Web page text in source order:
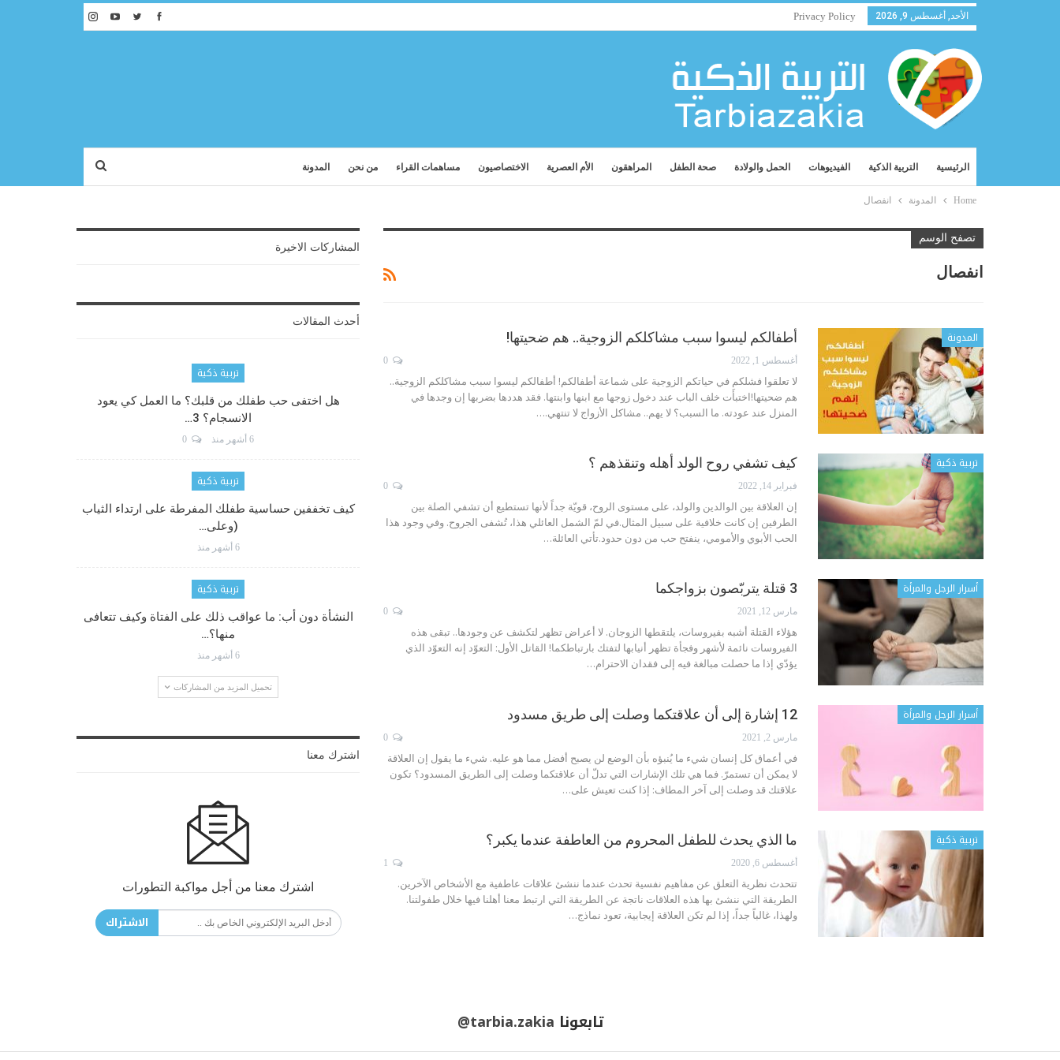
الأحد, أغسطس 9, 2026 Privacy Policy
الرئيسية التربية الذكية الفيديوهات الحمل والولادة صحة الطفل المراهقون الأم العصرية الاختصاصيون مساهمات القراء من نحن المدونة
Home المدونة انفصال
تصفح الوسم
انفصال
المدونة أطفالكم ليسوا سبب مشاكلكم الزوجية.. هم ضحيتها!
أغسطس 1, 2022
لا تعلقوا فشلكم في حياتكم الزوجية على شماعة أطفالكم! أطفالكم ليسوا سبب مشاكلكم الزوجية..
هم ضحيتها!اختبأَت خلف الباب عند دخول زوجها مع ابنها وابنتها. فقد هددها بضربها إن وجدها في
المنزل عند عودته. ما السبب؟ لا يهم.. مشاكل الأزواج لا تنتهي.…
تربية ذكية كيف تشفي روح الولد أهله وتنقذهم ؟
فبراير 14, 2022
إن العلاقة بين الوالدين والولد، على مستوى الروح، قويّة جداً لأنها تستطيع أن تشفي الصلة بين
الطرفين إن كانت خلافية على سبيل المثال.في لمّ الشمل العائلي هذا، تُشفى الجروح. وفي وجود هذا
الحب الأبوي والأمومي، ينفتح حب من دون حدود.تأتي العائلة…
أسرار الرجل والمرأة 3 قتلة يتربّصون بزواجكما
مارس 12, 2021
هؤلاء القتلة أشبه بفيروسات، يلتقطها الزوجان. لا أعراض تظهر لتكشف عن وجودها.. تبقى هذه
الفيروسات نائمة لأشهر وفجأة تظهر أنيابها لتفتك بارتباطكما! القاتل الأول: التعوّد إنه التعوّد الذي
يؤدّي إذا ما حصلت مبالغة فيه إلى فقدان الاحترام…
أسرار الرجل والمرأة 12 إشارة إلى أن علاقتكما وصلت إلى طريق مسدود
مارس 2, 2021
في أعماق كل إنسان شيء ما يُنبؤه بأن الوضع لن يصبح أفضل مما هو عليه. شيء ما يقول إن العلاقة
لا يمكن أن تستمرّ. فما هي تلك الإشارات التي تدلّ أن علاقتكما وصلت إلى الطريق المسدود؟ تكون
علاقتك قد وصلت إلى آخر المطاف: إذا كنت تعيش على…
تربية ذكية ما الذي يحدث للطفل المحروم من العاطفة عندما يكبر؟
أغسطس 6, 2020
تتحدث نظرية التعلق عن مفاهيم نفسية تحدث عندما ننشئ علاقات عاطفية مع الأشخاص الآخرين.
الطريقة التي ننشئ بها هذه العلاقات ناتجة عن الطريقة التي ارتبط معنا أهلنا فيها خلال طفولتنا.
ولهذا، غالباً جداً، إذا لم تكن العلاقة إيجابية، تعود نماذج…
المشاركات الاخيرة
أحدث المقالات
تربية ذكية
هل اختفى حب طفلك من قلبك؟ ما العمل كي يعود
الانسجام؟ 3…
6 أشهر منذ
تربية ذكية
كيف تخففين حساسية طفلك المفرطة على ارتداء الثياب
(وعلى…
6 أشهر منذ
تربية ذكية
النشأة دون أب: ما عواقب ذلك على الفتاة وكيف تتعافى
منها؟…
6 أشهر منذ
تحميل المزيد من المشاركات
اشترك معنا
اشترك معنا من أجل مواكبة التطورات
الاشتراك
تابعونا @tarbia.zakia